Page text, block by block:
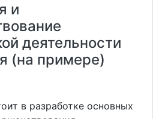
и
деятельности
(на примере)
в разработке основных